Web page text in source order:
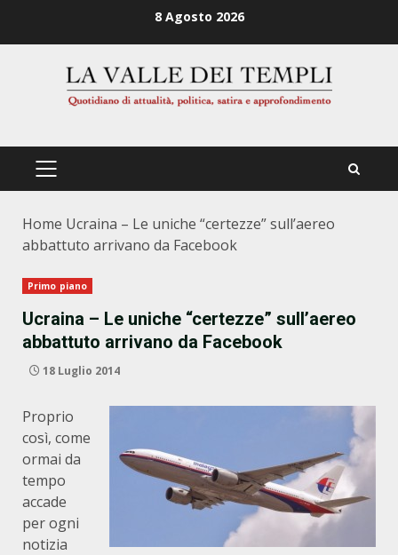
8 Agosto 2026
PRIMÄRES
Home Ucraina – Le uniche “certezze” sull’aereo
abbattuto arrivano da Facebook
Primo piano
Ucraina – Le uniche “certezze” sull’aereo
abbattuto arrivano da Facebook
18 Luglio 2014
Proprio
così, come
ormai da
tempo
accade
per ogni
notizia